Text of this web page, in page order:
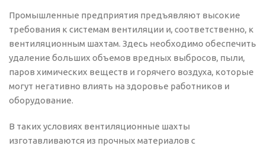
Промышленные предприятия предъявляют высокие
требования к системам вентиляции и, соответственно, к
вентиляционным шахтам. Здесь необходимо обеспечить
удаление больших объемов вредных выбросов, пыли,
паров химических веществ и горячего воздуха, которые
могут негативно влиять на здоровье работников и
оборудование.
В таких условиях вентиляционные шахты
изготавливаются из прочных материалов с